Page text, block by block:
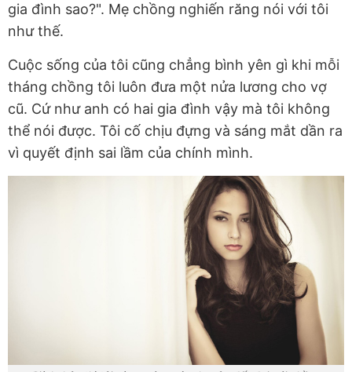
gia đình sao?". Mẹ chồng nghiến răng nói với tôi
như thế.
Cuộc sống của tôi cũng chẳng bình yên gì khi mỗi
tháng chồng tôi luôn đưa một nửa lương cho vợ
cũ. Cứ như anh có hai gia đình vậy mà tôi không
thể nói được. Tôi cố chịu đựng và sáng mắt dần ra
vì quyết định sai lầm của chính mình.